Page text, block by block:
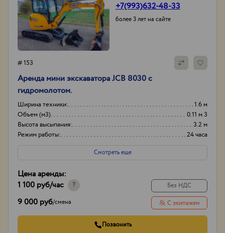
+7(993)632-48-33
более 3 лет на сайте
# 153
Аренда мини экскаватора JCB 8030 с
гидромолотом.
Ширина техники:
1.6 м
Объем (м3)
0.11 м 3
Высота высыпания:
3.2 м
Режим работы:
24 часа
Смотреть еще
Цена аренды:
1 100 руб/час ?
9 000 руб/смена
Без НДС
С экипажем
Позвонить